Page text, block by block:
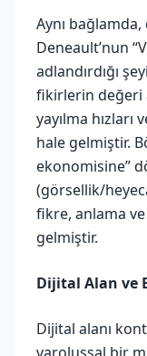
Aynı
Deneault’nun
adlandırdığı
fikirlerin değeri
yayılma hızları
hale gelmiştir.
ekonomisine”
(görsellik/
fikre, anlama
gelmiştir.
Dijital Alan ve
Dijital alanı